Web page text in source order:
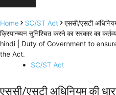
Home SC/ST Act
एससी/एसटी
क्रियान्च्यन सुनिश्चित करने का सरकार का
hindi | Duty of Government to
the Act.
SC/ST Act
एससी/एसटी अधिनियम की